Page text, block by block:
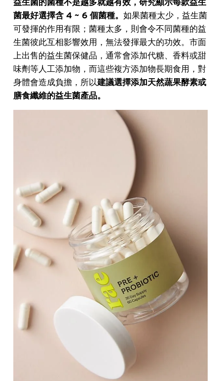
菌最好選擇含 4 ~ 6 個菌種。 如果菌種太少，益生菌
可發揮的作用有限；菌種太多，則會令不同菌種的益
生菌彼此互相影響效用，無法發揮最大的功效。市面
上出售的益生菌保健品，通常會添加代糖、香料或甜
味劑等人工添加物，而這些複方添加物長期食用，對
身體會造成負擔，所以建議選擇添加天然蔬果酵素或
膳食纖維的益生菌產品。